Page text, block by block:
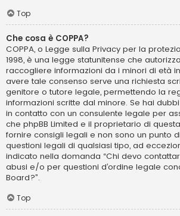
Top
Che cosa è COPPA?
COPPA, o Legge sulla Privacy per la
1998, è una legge statunitense che
raccogliere informazioni da i minori di età
avere tale consenso serve una richiesta
genitore o tutore legale, permettendo la
informazioni scritte dal minore. Se hai
in contatto con un consulente legale per
che phpBB Limited e il proprietario di
fornire consigli legali e non sono un punto
questioni legali di qualsiasi tipo, ad
indicato nella domanda “Chi devo
abusi e/o per questioni d’ordine legale
Board?”.
Top